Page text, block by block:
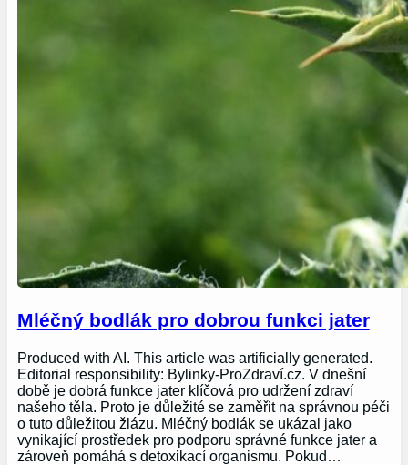
Mléčný bodlák pro dobrou funkci jater
Produced with AI. This article was artificially generated.
Editorial responsibility: Bylinky-ProZdraví.cz. V dnešní
době je dobrá funkce jater klíčová pro udržení zdraví
našeho těla. Proto je důležité se zaměřit na správnou péči
o tuto důležitou žlázu. Mléčný bodlák se ukázal jako
vynikající prostředek pro podporu správné funkce jater a
zároveň pomáhá s detoxikací organismu. Pokud…